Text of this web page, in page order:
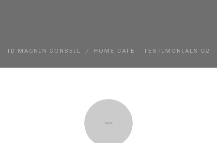
ID MAGNIN CONSEIL HOME CAFE – TESTIMONIALS 02